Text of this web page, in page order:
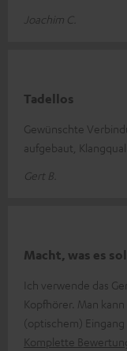
Joachim C.
Tadellos
Gewünschte
aufgebaut,
Gert B.
Macht, was es
Ich verwende das
Kopfhörer. Man
(optischem) Eingang
Komplette